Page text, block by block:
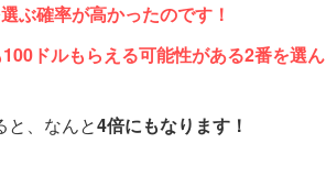
ぶ確率が高かったのです！
ドルもらえる可能性がある2番を選ん
と、なんと4倍にもなります！